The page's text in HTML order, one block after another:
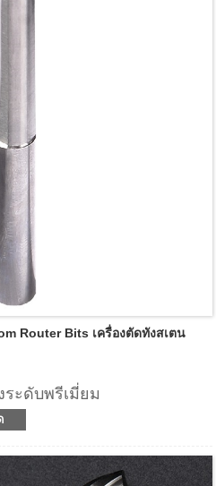
แบบจุดต่อจุดสำหรับการริป,
เราเตอร์ และแอปพลิเคชัน
Router Bits เครื่องตัดทังสเตน
ะดับพรีเมี่ยม
ม
ญน้อยกว่า